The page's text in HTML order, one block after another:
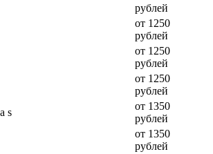
рублей
от 1250
рублей
от 1250
рублей
от 1250
рублей
s
от 1350
рублей
от 1350
рублей